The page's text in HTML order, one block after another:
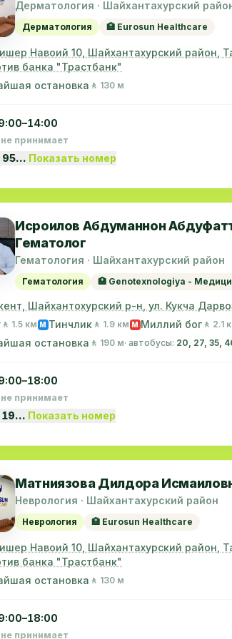
Дерматология · Шайхантахурский
Дерматология 🏥 Eurosun Healthcare
Навоий 10, Шайхантахурский район,
банка "Трастбанк"
остановка 🚶 130 м
принимает
95… Показать номер
Исроилов Абдуманнон
Гематолог
Гематология · Шайхантахурский район
Гематология 🏥 Genotexnologiya -
Шайхантохурский р-н, ул. Кукча
🚶 1.5 км M Тинчлик 🚶 1.9 км M Миллий бог 🚶 2.1
остановка 🚶 190 м· автобусы: 20, 27, 35,
принимает
19… Показать номер
Матниязова Дилдора
Неврология · Шайхантахурский район
Неврология 🏥 Eurosun Healthcare
Навоий 10, Шайхантахурский район,
банка "Трастбанк"
остановка 🚶 130 м
принимает